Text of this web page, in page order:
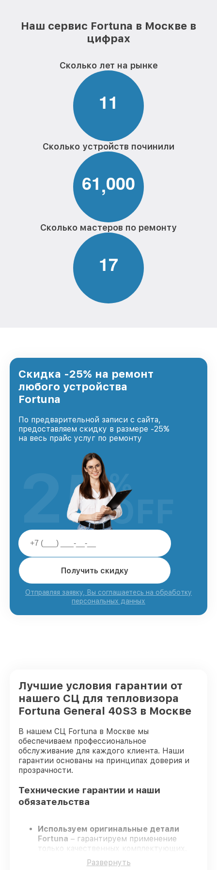
Наш сервис Fortuna в Москве в
цифрах
Сколько лет на рынке
11
Сколько устройств починили
61,000
Сколько мастеров по ремонту
17
Скидка -25% на ремонт
любого устройства
Fortuna
По предварительной записи с сайта,
предоставляем скидку в размере -25%
на весь прайс услуг по ремонту
Получить скидку
Отправляя заявку, Вы соглашаетесь на обработку
персональных данных
25%
OFF
Лучшие условия гарантии от
нашего СЦ для тепловизора
Fortuna General 40S3 в Москве
В нашем СЦ Fortuna в Москве мы
обеспечиваем профессиональное
обслуживание для каждого клиента. Наши
гарантии основаны на принципах доверия и
прозрачности.
Технические гарантии и наши
обязательства
Используем оригинальные детали
Fortuna – гарантируем применение
только качественных комплектующих.
Опытные специалисты
жёсткий контроль знаний и навыков, что
Развернуть